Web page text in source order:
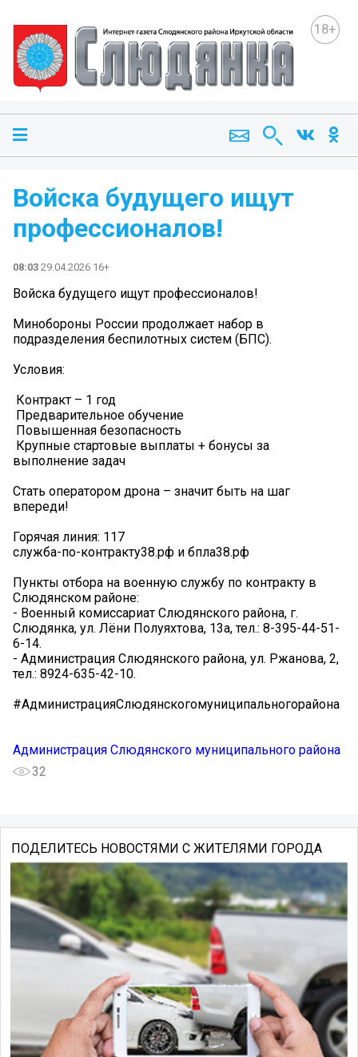
18+
Войска будущего ищут
профессионалов!
08:03 29.04.2026 16+
Войска будущего ищут профессионалов!
Минобороны России продолжает набор в
подразделения беспилотных систем (БПС).
Условия:
️ Контракт – 1 год
️ Предварительное обучение
️ Повышенная безопасность
️ Крупные стартовые выплаты + бонусы за
выполнение задач
Стать оператором дрона – значит быть на шаг
впереди!
Горячая линия: 117
служба-по-контракту38.рф и бпла38.рф
Пункты отбора на военную службу по контракту в
Слюдянском районе:
- Военный комиссариат Слюдянского района, г.
Слюдянка, ул. Лёни Полуяхтова, 13а, тел.: 8-395-44-51-
6-14.
- Администрация Слюдянского района, ул. Ржанова, 2,
тел.: 8924-635-42-10.
#АдминистрацияСлюдянскогомуниципальногорайона
Администрация Слюдянского муниципального района
32
ПОДЕЛИТЕСЬ НОВОСТЯМИ С ЖИТЕЛЯМИ ГОРОДА